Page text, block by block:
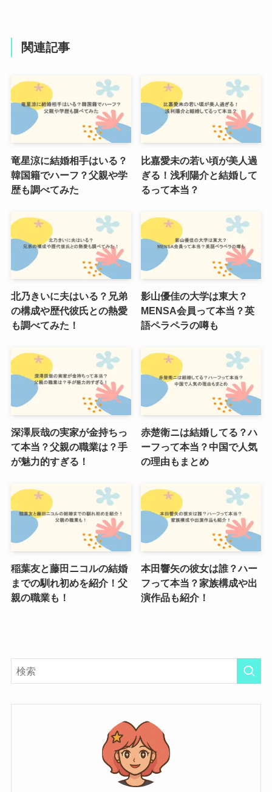
関連記事
竜星涼に結婚相手はいる？
韓国籍でハーフ？父親や学
歴も調べてみた
比嘉愛未の若い頃が美人過
ぎる！浅利陽介と結婚して
るって本当？
北乃きいに夫はいる？兄弟
の構成や歴代彼氏との熱愛
も調べてみた！
影山優佳の大学は東大？
MENSA会員って本当？英
語ペラペラの噂も
深澤辰哉の実家が金持ちっ
て本当？父親の職業は？手
が魅力的すぎる！
赤楚衛ニは結婚してる？ハ
ーフって本当？中国で人気
の理由もまとめ
稲葉友と藤田ニコルの結婚
までの馴れ初めを紹介！父
親の職業も！
本田響矢の彼女は誰？ハー
フって本当？家族構成や出
演作品も紹介！